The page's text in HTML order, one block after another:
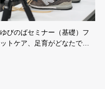
ゆびのばセミナー（基礎）フ
ットケア、足育がどなたで…